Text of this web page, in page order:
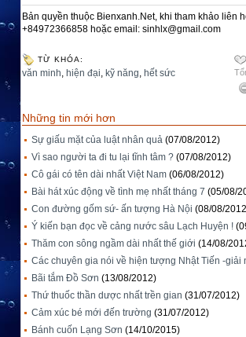
Bản quyền thuộc Bienxanh.Net, khi tham khảo liên
+84972366858 hoặc email: sinhlx@gmail.com
TỪ KHÓA:
văn minh, hiện đại, kỹ năng, hết sức
Những tin mới hơn
Sự giấu mặt của luật nhân quả (07/08/2012)
Vì sao người ta đi tu lại tĩnh tâm ? (07/08/2012)
Cô gái có tên dài nhất Việt Nam (06/08/2012)
Bài hát xúc động về tình mẹ nhất tháng 7 (05/08/
Con đường gốm sứ- ấn tượng Hà Nội (08/08/
Ý kiến bạn đọc về cảng nước sâu Lạch Huyện !
Thăm con sông ngầm dài nhất thế giới (14/08/
Các chuyên gia nói về hiện tượng Nhật Tiến -giải
Bãi tắm Đồ Sơn (13/08/2012)
Thứ thuốc thần dược nhất trền gian (31/07/2012)
Cảm xúc bé mới đến trường (31/07/2012)
Bánh cuốn Lạng Sơn (14/10/2015)